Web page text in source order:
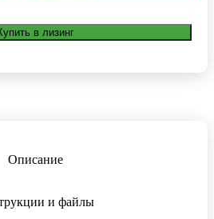
в лизинг
Описание
и файлы